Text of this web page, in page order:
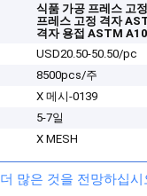
식품 가공 프레스 고
프레스 고정 격자
격자 용접 ASTM
USD20.50-50.50/pc
8500pcs/주
X 메시-0139
5-7일
X MESH
더 많은 것을 전망하십시